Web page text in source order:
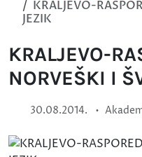
KRALJEVO-
JEZIK
KRALJEVO-
NORVEŠKI I
30.08.2014. •